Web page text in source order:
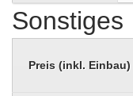
Sonstiges
Preis (inkl. Einbau)